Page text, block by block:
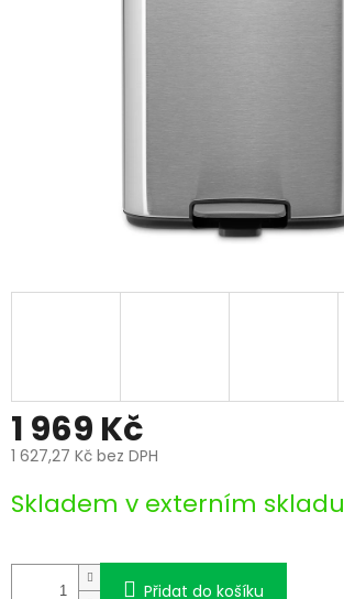
1 969 Kč
1 627,27 Kč bez DPH
cena:
Skladem v externím skladu
Přidat do košíku